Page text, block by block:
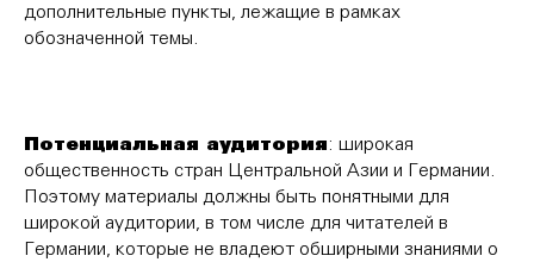
дополнительные пункты, лежащие в рамках
обозначенной темы.
Потенциальная аудитория: широкая
общественность стран Центральной Азии и Германии.
Поэтому материалы должны быть понятными для
широкой аудитории, в том числе для читателей в
Германии, которые не владеют обширными знаниями о